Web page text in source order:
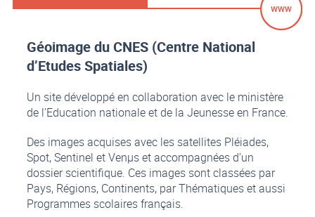
Géoimage du CNES (Centre National
d’Etudes Spatiales)
Un site développé en collaboration avec le ministère
de l’Education nationale et de la Jeunesse en France.
Des images acquises avec les satellites Pléiades,
Spot, Sentinel et Venµs et accompagnées d’un
dossier scientifique. Ces images sont classées par
Pays, Régions, Continents, par Thématiques et aussi
Programmes scolaires français.